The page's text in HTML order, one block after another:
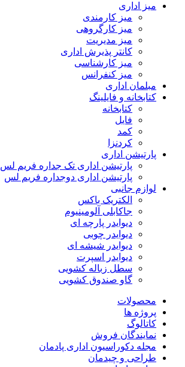
میز اداری
میز کارمندی
میز کارگروهی
میز مدیریت
کانتر پذیرش اداری
میز کارشناسی
میز کنفرانس
مبلمان اداری
کتابخانه و فایلینگ
کتابخانه
فایل
کمد
کردنزا
پارتیشن اداری
پارتیشن اداری تک جداره فریم لس
پارتیشن اداری دوجداره فریم لس
لوازم جانبی
الکتریک باکس
جاکابلی آلومینیوم
دیوایدر پارچه ای
دیوایدر چوبی
دیوایدر شیشه ای
دیوایدر اسپرت
سطل زباله کشویی
گاو صندوق کشویی
محصولات
پروژه ها
کاتالوگ
نمایندگان فروش
مجله دکوراسیون اداری پادمان
طراحی و چیدمان